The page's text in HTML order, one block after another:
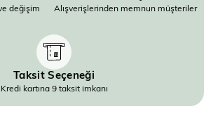
değişim Alışverişlerinden memnun müşteriler
Taksit Seçeneği
Kredi kartına 9 taksit imkanı